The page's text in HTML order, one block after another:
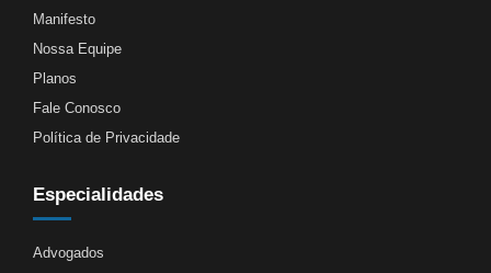
Manifesto
Nossa Equipe
Planos
Fale Conosco
Política de Privacidade
Especialidades
Advogados